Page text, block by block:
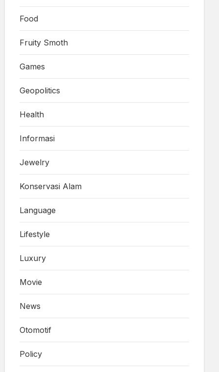
Food
Fruity Smoth
Games
Geopolitics
Health
Informasi
Jewelry
Konservasi Alam
Language
Lifestyle
Luxury
Movie
News
Otomotif
Policy